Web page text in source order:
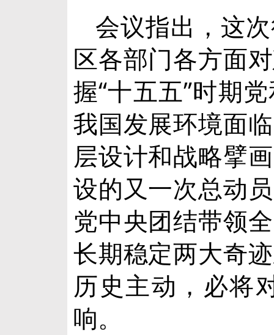
会议指出，这
区各部门各方面
握“十五五”时期
我国发展环境面
层设计和战略擘
设的又一次总动
党中央团结带领
长期稳定两大奇
历史主动，必将
响。